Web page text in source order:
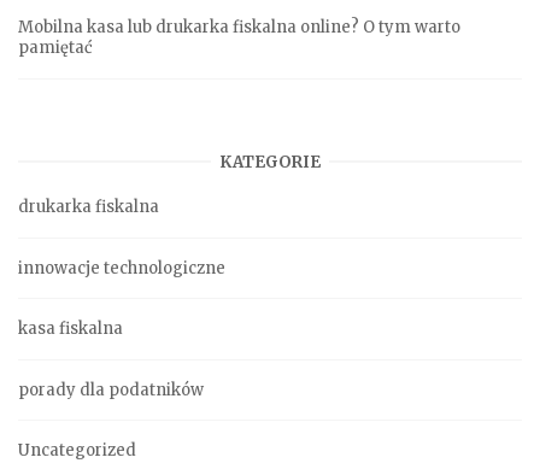
Mobilna kasa lub drukarka fiskalna online? O tym warto
pamiętać
KATEGORIE
drukarka fiskalna
innowacje technologiczne
kasa fiskalna
porady dla podatników
Uncategorized